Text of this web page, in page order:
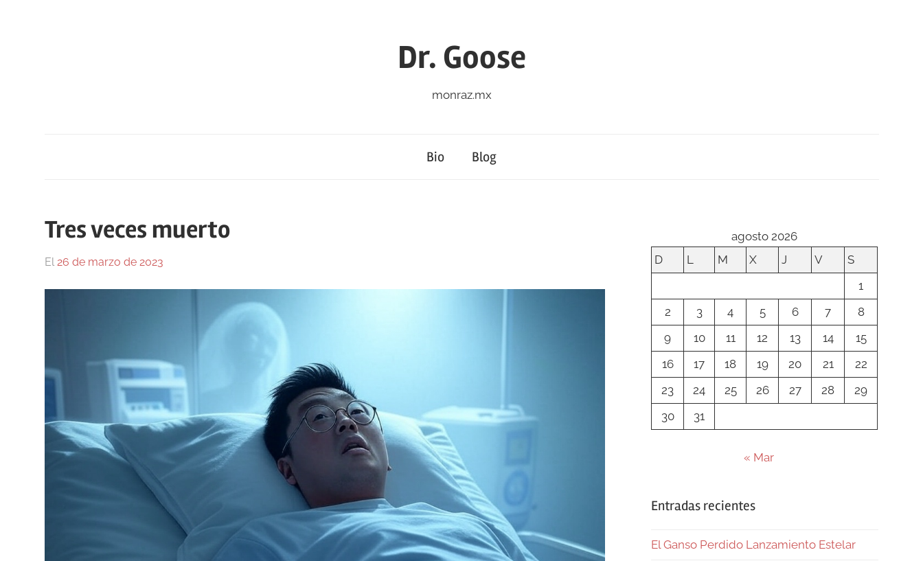
Dr. Goose
monraz.mx
Bio Blog
Tres veces muerto
El 26 de marzo de 2023
agosto 2026
D
L M X J V
S
1
2
3 4 5 6 7
8
9
10 11 12 13 14
15
16
17 18 19 20 21
22
23
24 25 26 27 28
29
30
31
« Mar
Entradas recientes
El Ganso Perdido Lanzamiento Estelar